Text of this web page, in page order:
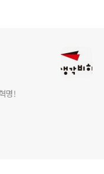
명!